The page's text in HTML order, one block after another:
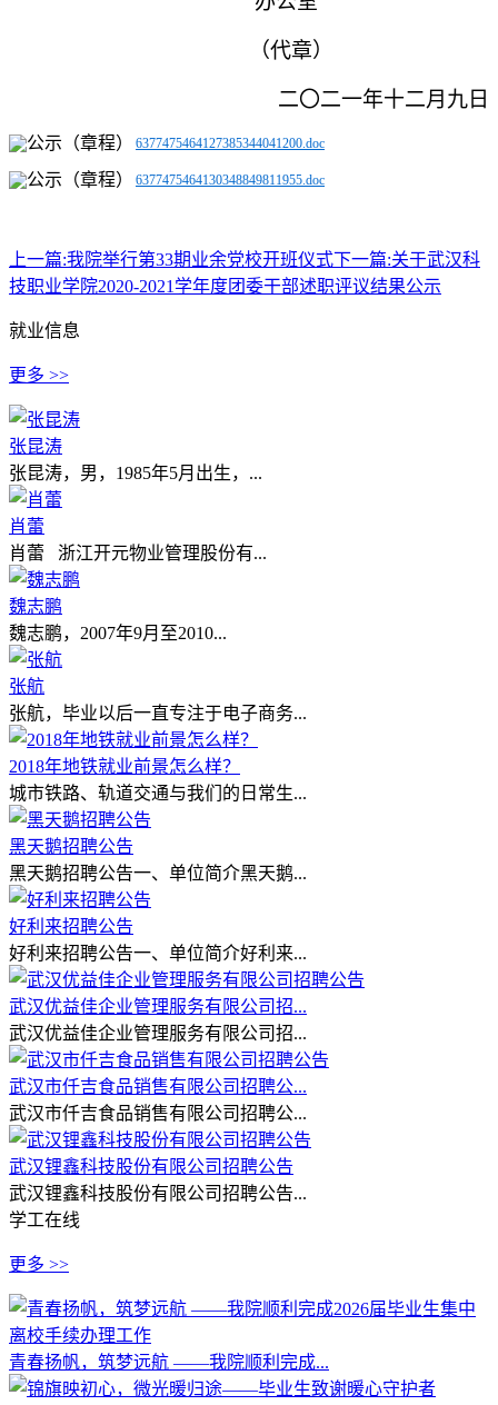
（代章）
二〇二一年十二月九日
6377475464127385344041200.doc
6377475464130348849811955.doc
上一篇:我院举行第33期业余党校开班仪式 下一篇:关于武汉科
技职业学院2020-2021学年度团委干部述职评议结果公示
就业信息
更多 >>
张昆涛
张昆涛，男，1985年5月出生，...
肖蕾
肖蕾 浙江开元物业管理股份有...
魏志鹏
魏志鹏，2007年9月至2010...
张航
张航，毕业以后一直专注于电子商务...
2018年地铁就业前景怎么样？
城市铁路、轨道交通与我们的日常生...
黑天鹅招聘公告
黑天鹅招聘公告一、单位简介黑天鹅...
好利来招聘公告
好利来招聘公告一、单位简介好利来...
武汉优益佳企业管理服务有限公司招...
武汉优益佳企业管理服务有限公司招...
武汉市仟吉食品销售有限公司招聘公...
武汉市仟吉食品销售有限公司招聘公...
武汉锂鑫科技股份有限公司招聘公告
武汉锂鑫科技股份有限公司招聘公告...
学工在线
更多 >>
青春扬帆，筑梦远航 ——我院顺利完成...